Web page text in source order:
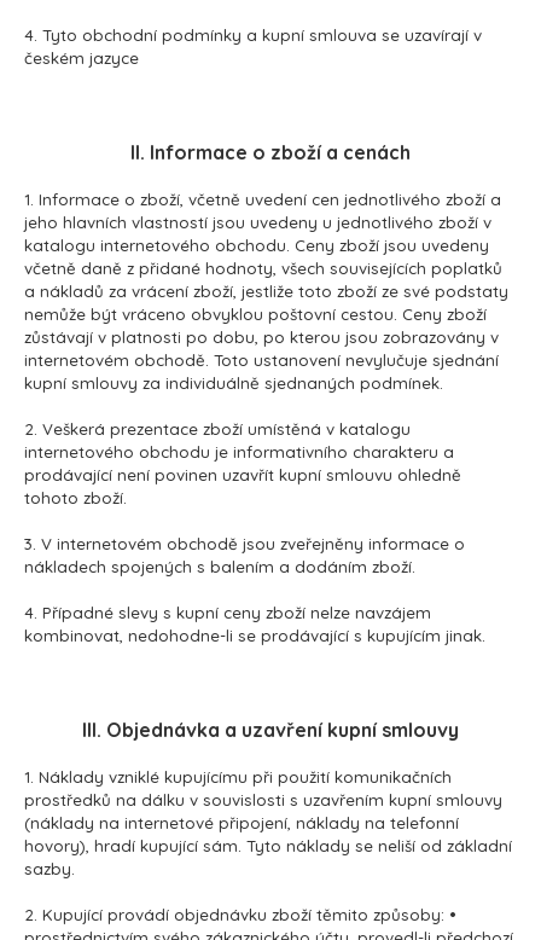
4. Tyto obchodní podmínky a kupní smlouva se uzavírají v
českém jazyce
II. Informace o zboží a cenách
1. Informace o zboží, včetně uvedení cen jednotlivého zboží a
jeho hlavních vlastností jsou uvedeny u jednotlivého zboží v
katalogu internetového obchodu. Ceny zboží jsou uvedeny
včetně daně z přidané hodnoty, všech souvisejících poplatků
a nákladů za vrácení zboží, jestliže toto zboží ze své podstaty
nemůže být vráceno obvyklou poštovní cestou. Ceny zboží
zůstávají v platnosti po dobu, po kterou jsou zobrazovány v
internetovém obchodě. Toto ustanovení nevylučuje sjednání
kupní smlouvy za individuálně sjednaných podmínek.
2. Veškerá prezentace zboží umístěná v katalogu
internetového obchodu je informativního charakteru a
prodávající není povinen uzavřít kupní smlouvu ohledně
tohoto zboží.
3. V internetovém obchodě jsou zveřejněny informace o
nákladech spojených s balením a dodáním zboží.
4. Případné slevy s kupní ceny zboží nelze navzájem
kombinovat, nedohodne-li se prodávající s kupujícím jinak.
III. Objednávka a uzavření kupní smlouvy
1. Náklady vzniklé kupujícímu při použití komunikačních
prostředků na dálku v souvislosti s uzavřením kupní smlouvy
(náklady na internetové připojení, náklady na telefonní
hovory), hradí kupující sám. Tyto náklady se neliší od základní
sazby.
2. Kupující provádí objednávku zboží těmito způsoby: •